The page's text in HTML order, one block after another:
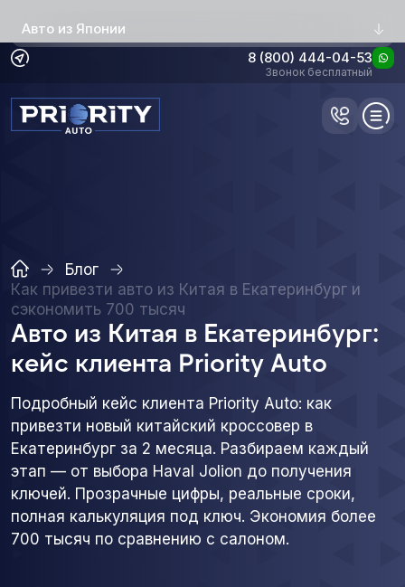
Авто из Японии
8 (800) 444-04-53
Звонок бесплатный
Блог
Как привезти авто из Китая в Екатеринбург и
сэкономить 700 тысяч
Авто из Китая в Екатеринбург:
кейс клиента Priority Auto
Подробный кейс клиента Priority Auto: как
привезти новый китайский кроссовер в
Екатеринбург за 2 месяца. Разбираем каждый
этап — от выбора Haval Jolion до получения
ключей. Прозрачные цифры, реальные сроки,
полная калькуляция под ключ. Экономия более
700 тысяч по сравнению с салоном.